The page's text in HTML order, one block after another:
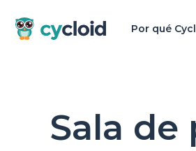
Por qué
Sala de